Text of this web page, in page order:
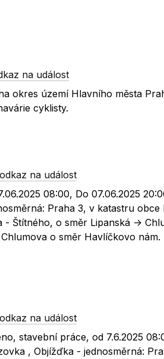
na událost
okres území Hlavního města
cyklisty.
odkaz na událost
08:00, Do 07.06.2025
Praha 3, v katastru obce
Štítného, o směr Lipanská ->
o směr Havlíčkovo nám.
odkaz na událost
stavební práce, od 7.6.2025
, Objížďka - jednosměrná: